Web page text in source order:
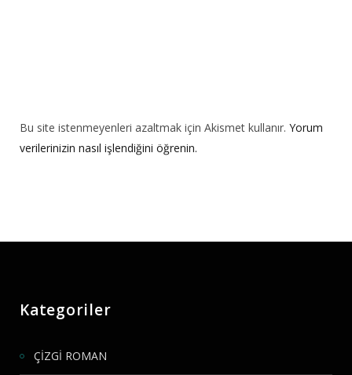
Bu site istenmeyenleri azaltmak için Akismet kullanır. Yorum
verilerinizin nasıl işlendiğini öğrenin.
Kategoriler
ÇİZGİ ROMAN